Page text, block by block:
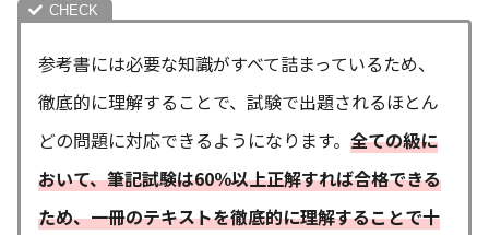
参考書には必要な知識がすべて詰まっているため、
徹底的に理解することで、試験で出題されるほとん
どの問題に対応できるようになります。 全ての級に
おいて、筆記試験は60％以上正解すれば合格できる
ため、一冊のテキストを徹底的に理解することで十